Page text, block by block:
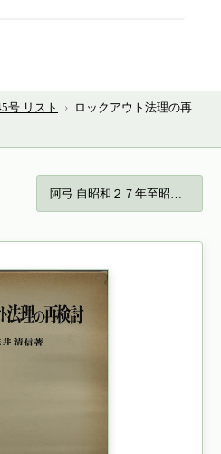
号 リスト ›
ロックアウト法理の再
阿弓 自昭和２７年至昭和３９年運動史／自… →